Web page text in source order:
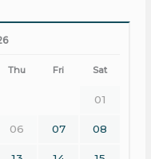
Thu Fri Sat
01
06 07 08